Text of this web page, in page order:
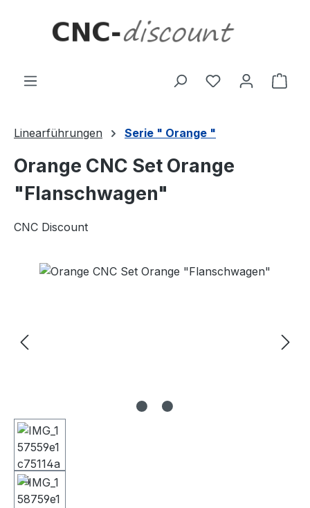
Linearführungen Serie " Orange "
Orange CNC Set Orange
"Flanschwagen"
CNC Discount
Bildergalerie überspringen